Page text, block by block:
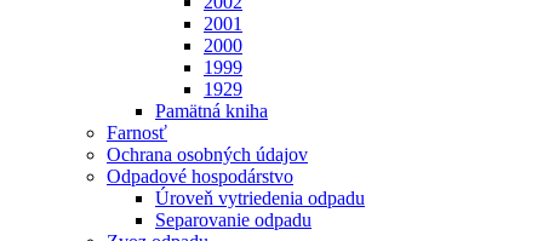
2001
2000
1999
1929
Pamätná kniha
Farnosť
Ochrana osobných údajov
Odpadové hospodárstvo
Úroveň vytriedenia odpadu
Separovanie odpadu